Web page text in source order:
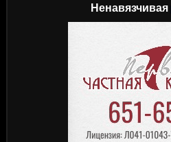
Ненавязчивая